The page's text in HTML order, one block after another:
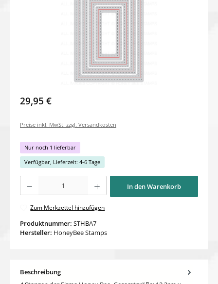
29,95 €
Preise inkl. MwSt. zzgl. Versandkosten
Nur noch 1 lieferbar
Verfügbar, Lieferzeit: 4-6 Tage
In den Warenkorb
Zum Merkzettel hinzufügen
Produktnummer: STHBA7
Hersteller: HoneyBee Stamps
Beschreibung